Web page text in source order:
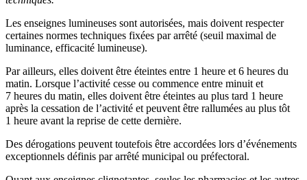
Les enseignes lumineuses sont autorisées, mais doivent respecter
certaines normes techniques fixées par arrêté (seuil maximal de
luminance, efficacité lumineuse).
Par ailleurs, elles doivent être éteintes entre 1 heure et 6 heures du
matin. Lorsque l’activité cesse ou commence entre minuit et
7 heures du matin, elles doivent être éteintes au plus tard 1 heure
après la cessation de l’activité et peuvent être rallumées au plus tôt
1 heure avant la reprise de cette dernière.
Des dérogations peuvent toutefois être accordées lors d’événements
exceptionnels définis par arrêté municipal ou préfectoral.